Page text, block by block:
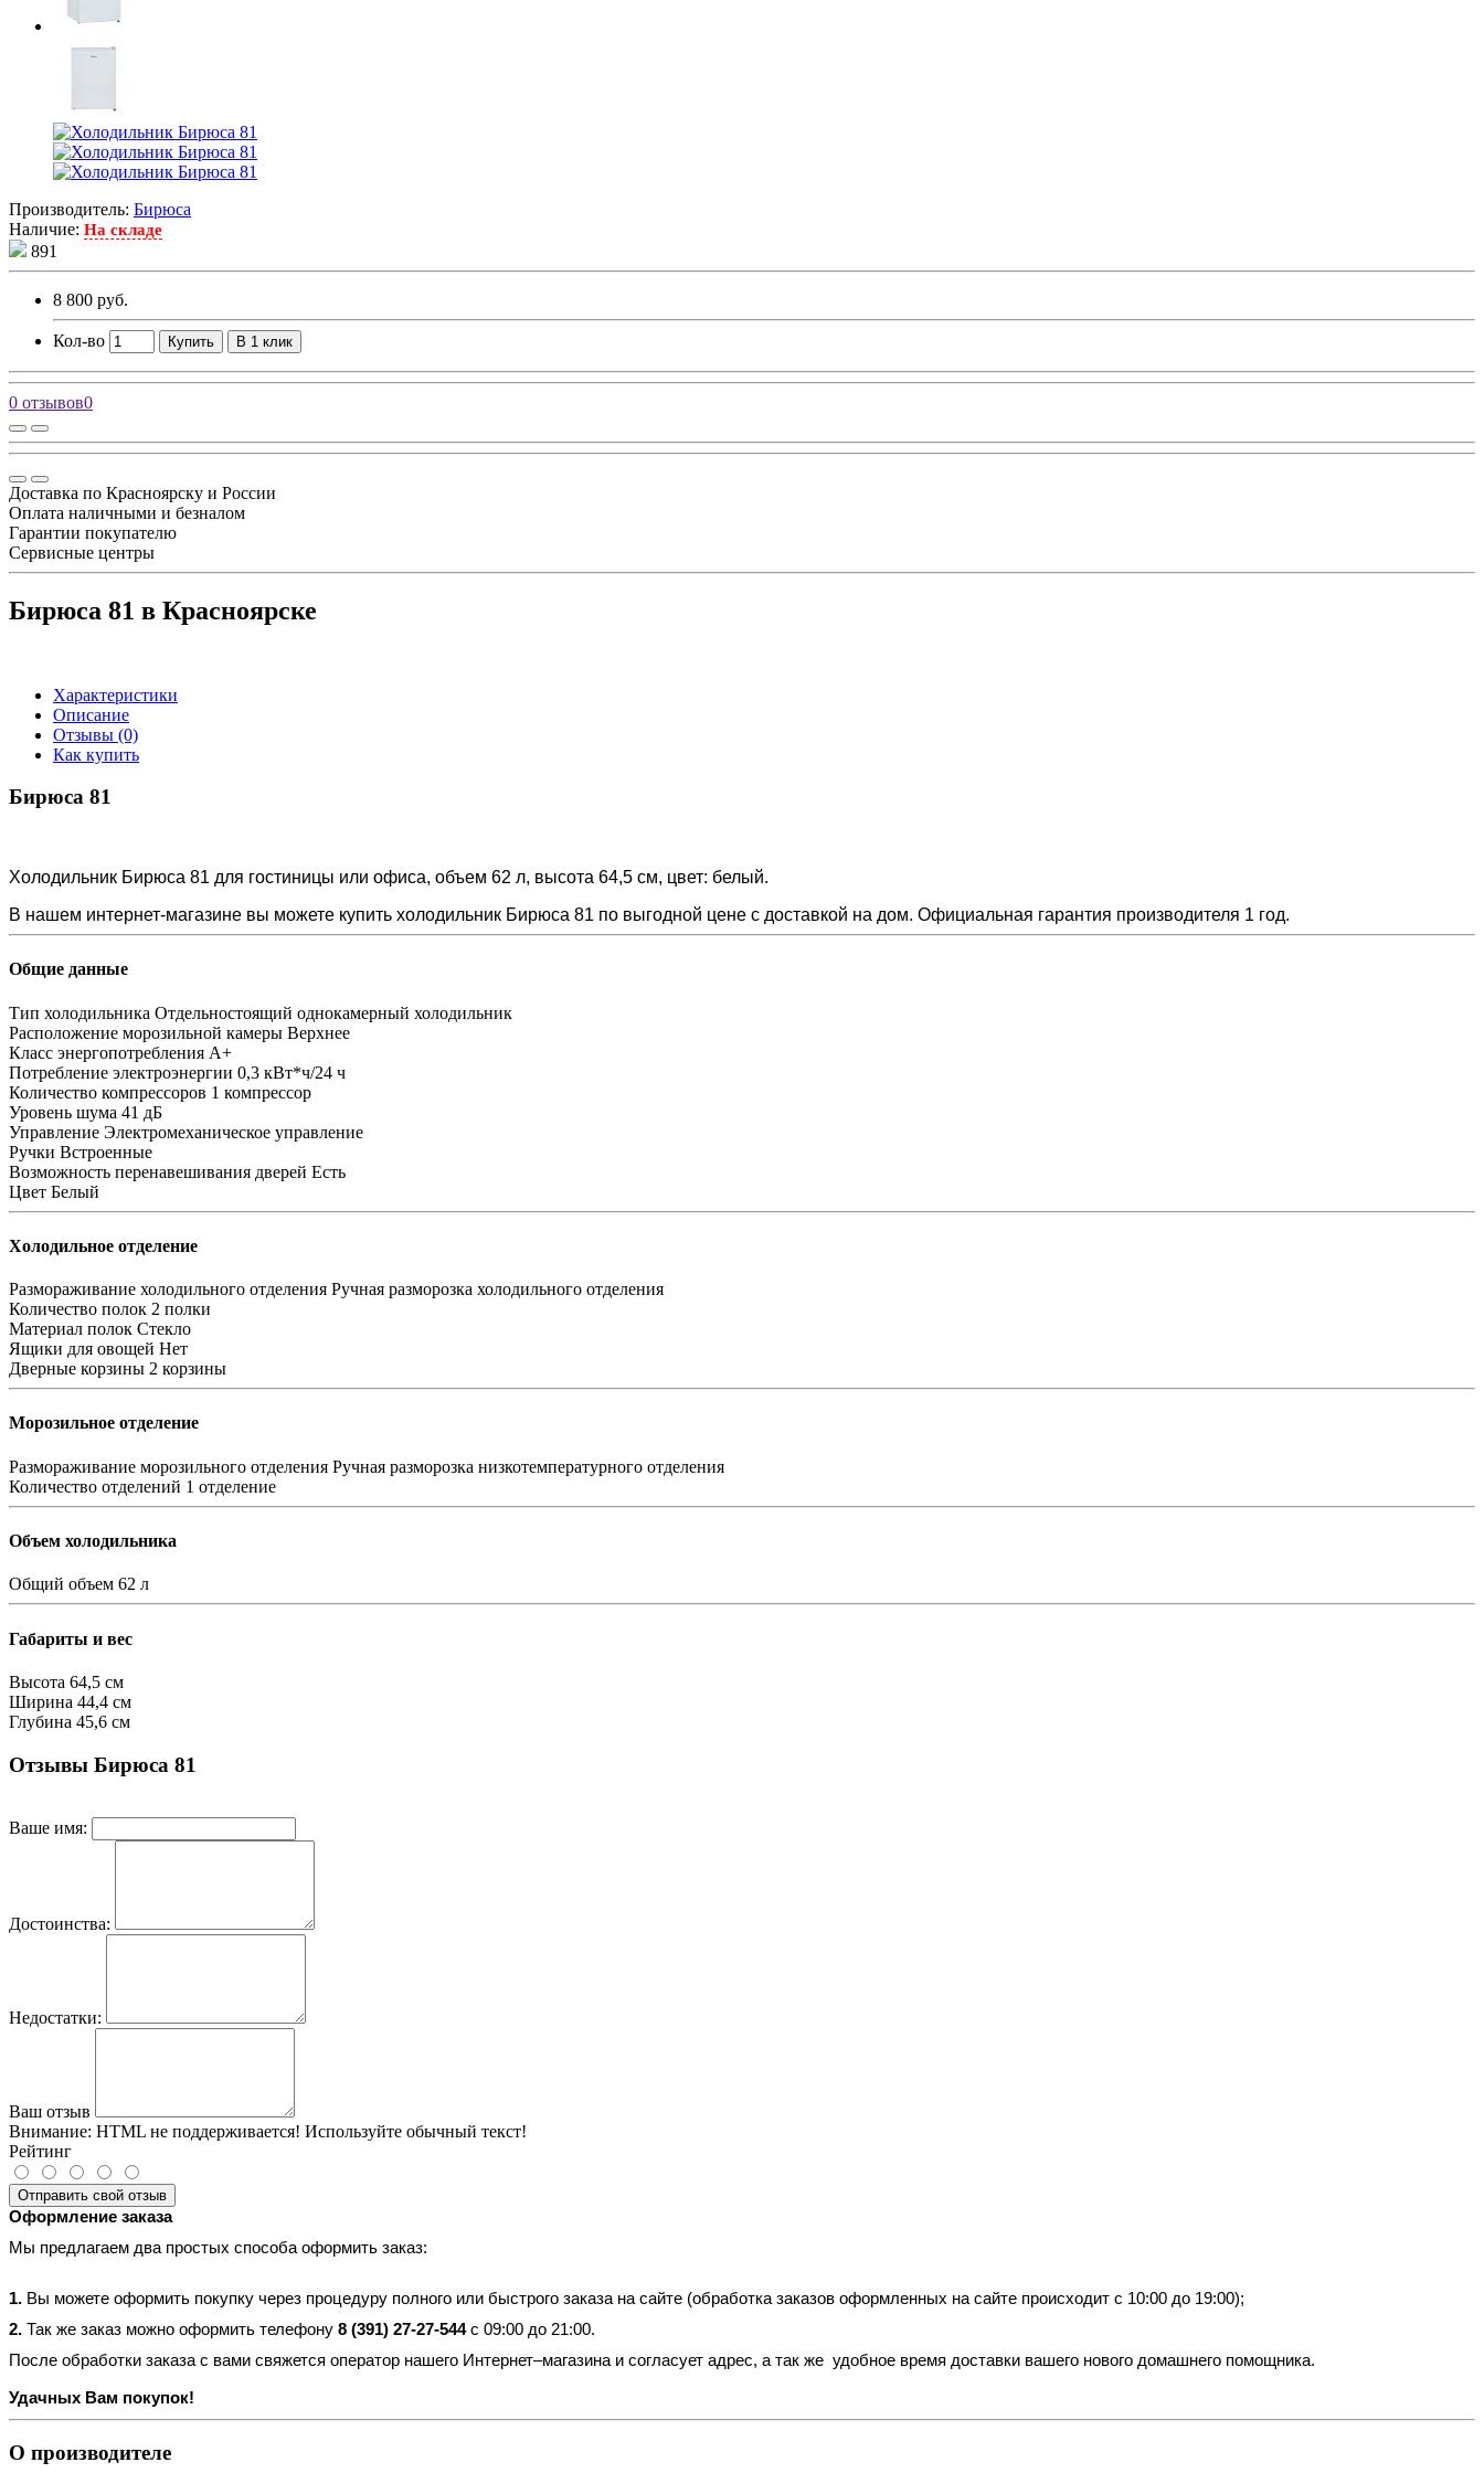
Производитель: Бирюса
Наличие: На складе
891
8 800 руб.
Кол-во Купить В 1 клик
0 отзывов0
Доставка по Красноярску и России
Оплата наличными и безналом
Гарантии покупателю
Сервисные центры
Бирюса 81 в Красноярске
Характеристики
Описание
Отзывы (0)
Как купить
Бирюса 81
Холодильник Бирюса 81 для гостиницы или офиса, объем 62 л, высота 64,5 см, цвет: белый.
В нашем интернет-магазине вы можете купить холодильник Бирюса 81 по выгодной цене с доставкой на дом. Официальная гарантия производителя 1 год.
Общие данные
Тип холодильника Отдельностоящий однокамерный холодильник
Расположение морозильной камеры Верхнее
Класс энергопотребления A+
Потребление электроэнергии 0,3 кВт*ч/24 ч
Количество компрессоров 1 компрессор
Уровень шума 41 дБ
Управление Электромеханическое управление
Ручки Встроенные
Возможность перенавешивания дверей Есть
Цвет Белый
Холодильное отделение
Размораживание холодильного отделения Ручная разморозка холодильного отделения
Количество полок 2 полки
Материал полок Стекло
Ящики для овощей Нет
Дверные корзины 2 корзины
Морозильное отделение
Размораживание морозильного отделения Ручная разморозка низкотемпературного отделения
Количество отделений 1 отделение
Объем холодильника
Общий объем 62 л
Габариты и вес
Высота 64,5 см
Ширина 44,4 см
Глубина 45,6 см
Отзывы Бирюса 81
Ваше имя:
Достоинства:
Недостатки:
Ваш отзыв
Внимание: HTML не поддерживается! Используйте обычный текст!
Рейтинг
Отправить свой отзыв
Оформление заказа
Мы предлагаем два простых способа оформить заказ:
1. Вы можете оформить покупку через процедуру полного или быстрого заказа на сайте (обработка заказов оформленных на сайте происходит с 10:00 до 19:00);
2. Так же заказ можно оформить телефону 8 (391) 27-27-544с 09:00 до 21:00.
После обработки заказа с вами свяжется оператор нашего Интернет–магазина и согласует адрес, а так же удобное время доставки вашего нового домашнего помощника.
Удачных Вам покупок!
О производителе